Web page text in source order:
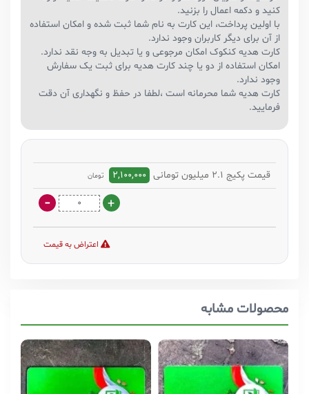
کنید و دکمه اعمال را بزنید.
با اولین پرداخت، این کارت به نام شما ثبت شده و امکان استفاده
از آن برای دیگر کاربران وجود ندارد.
کارت هدیه کنکوک امکان مرجوعی و یا تبدیل به وجه نقد ندارد.
امکان استفاده از دو یا چند کارت هدیه برای ثبت یک سفارش
وجود ندارد.
کارت هدیه شما محرمانه است ،لطفا در حفظ و نگهداری آن دقت
فرمایید.
قیمت پکیج 2.1 میلیون تومانی 2,100,000 تومان
اعتراض به قیمت
محصولات مشابه